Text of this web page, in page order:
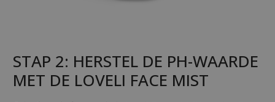
STAP 2: HERSTEL DE PH-WAARDE
MET DE LOVELI FACE MIST